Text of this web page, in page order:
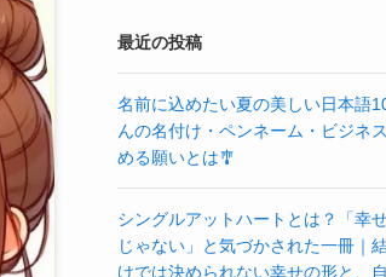
最近の投稿
名前に込めたい夏の美しい日本語
んの名付け・ペンネーム・ビジネ
める願いとは🎐
シングルアットハートとは？「幸
じゃない」と気づかされた一冊｜
けでは決められない幸せの形と、